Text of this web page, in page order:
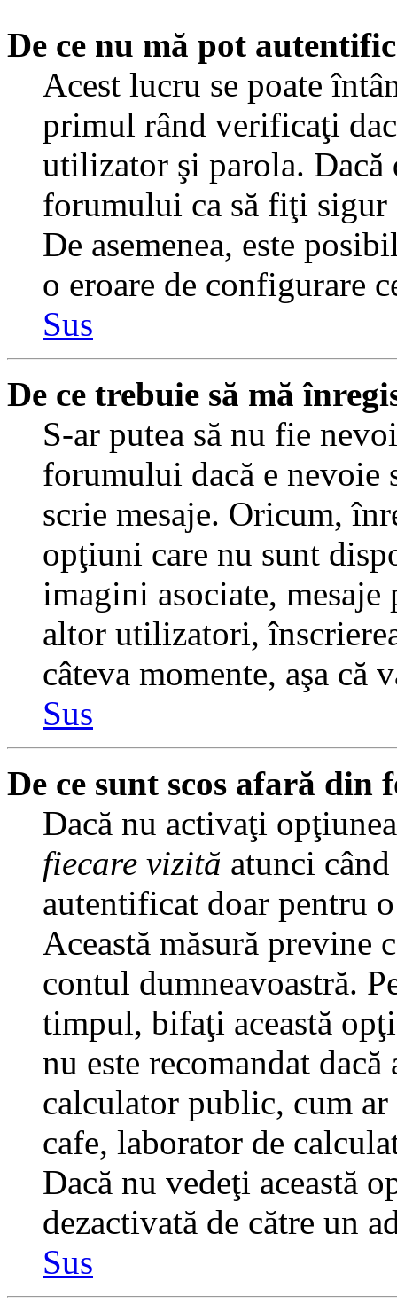
De ce nu mă pot
Acest lucru se poate
primul rând verificaţi
utilizator şi parola. Dacă
forumului ca să fiţi
De asemenea, este
o eroare de configurare
Sus
De ce trebuie să mă
S-ar putea să nu fie
forumului dacă e nevoie
scrie mesaje. Oricum,
opţiuni care nu sunt
imagini asociate,
altor utilizatori,
câteva momente, aşa că
Sus
De ce sunt scos afară din
Dacă nu activaţi
fiecare vizită atunci
autentificat doar pentru
Această măsură previne
contul dumneavoastră.
timpul, bifaţi această
nu este recomandat
calculator public, cum
cafe, laborator de
Dacă nu vedeţi această
dezactivată de către un
Sus